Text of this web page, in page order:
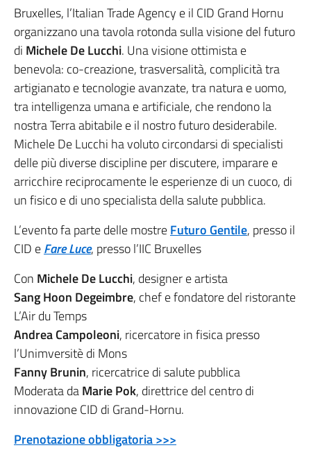
Bruxelles, l’Italian Trade Agency e il CID Grand Hornu
organizzano una tavola rotonda sulla visione del futuro
di Michele De Lucchi. Una visione ottimista e
benevola: co-creazione, trasversalità, complicità tra
artigianato e tecnologie avanzate, tra natura e uomo,
tra intelligenza umana e artificiale, che rendono la
nostra Terra abitabile e il nostro futuro desiderabile.
Michele De Lucchi ha voluto circondarsi di specialisti
delle più diverse discipline per discutere, imparare e
arricchire reciprocamente le esperienze di un cuoco, di
un fisico e di uno specialista della salute pubblica.
L’evento fa parte delle mostreFuturo Gentile, presso il
CID eFare Luce, presso l’IIC Bruxelles
Con Michele De Lucchi, designer e artista
Sang Hoon Degeimbre, chef e fondatore del ristorante
L’Air du Temps
Andrea Campoleoni, ricercatore in fisica presso
l’Unimversitè di Mons
Fanny Brunin, ricercatrice di salute pubblica
Moderata daMarie Pok, direttrice del centro di
innovazione CID di Grand-Hornu.
Prenotazione obbligatoria >>>